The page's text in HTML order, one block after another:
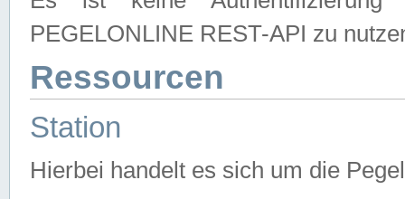
PEGELONLINE REST-API zu
Ressourcen
Station
Hierbei handelt es sich um die